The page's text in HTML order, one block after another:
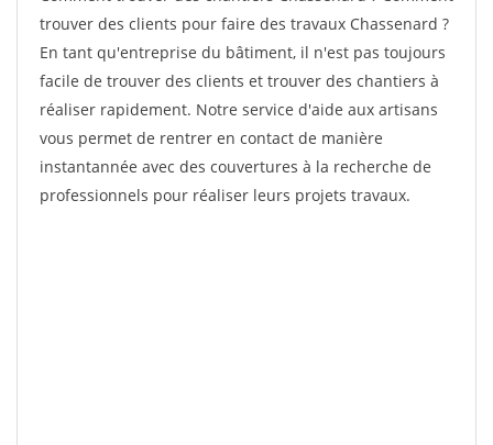
trouver des clients pour faire des travaux Chassenard ?
En tant qu'entreprise du bâtiment, il n'est pas toujours
facile de trouver des clients et trouver des chantiers à
réaliser rapidement. Notre service d'aide aux artisans
vous permet de rentrer en contact de manière
instantannée avec des couvertures à la recherche de
professionnels pour réaliser leurs projets travaux.